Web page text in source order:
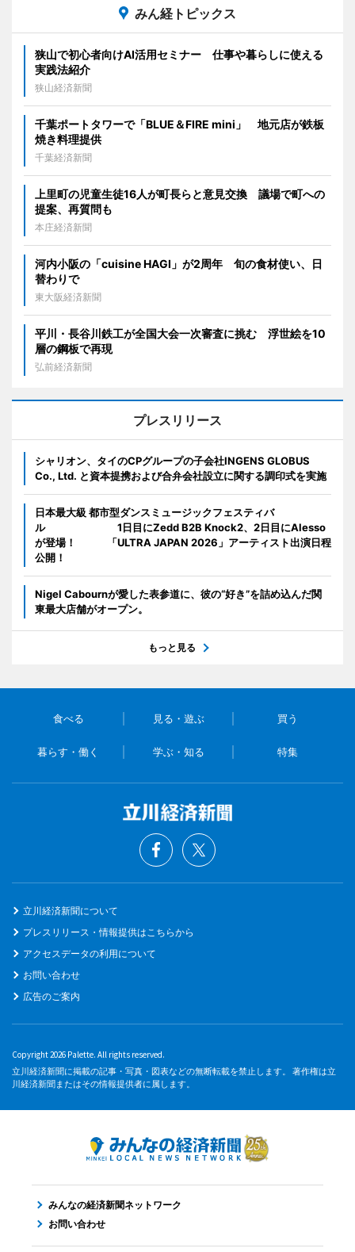
みん経トピックス
狭山で初心者向けAI活用セミナー 仕事や暮らしに使える
実践法紹介
狭山経済新聞
千葉ポートタワーで「BLUE＆FIRE mini」 地元店が鉄板
焼き料理提供
千葉経済新聞
上里町の児童生徒16人が町長らと意見交換 議場で町への
提案、再質問も
本庄経済新聞
河内小阪の「cuisine HAGI」が2周年 旬の食材使い、日
替わりで
東大阪経済新聞
平川・長谷川鉄工が全国大会一次審査に挑む 浮世絵を10
層の鋼板で再現
弘前経済新聞
プレスリリース
シャリオン、タイのCPグループの子会社INGENS GLOBUS
Co., Ltd. と資本提携および合弁会社設立に関する調印式を実施
日本最大級 都市型ダンスミュージックフェスティバ
ル 1日目にZedd B2B Knock2、2日目にAlesso
が登場！ 「ULTRA JAPAN 2026」アーティスト出演日程
公開！
Nigel Cabournが愛した表参道に、彼の“好き”を詰め込んだ関
東最大店舗がオープン。
もっと見る
食べる 見る・遊ぶ 買う
暮らす・働く 学ぶ・知る 特集
立川経済新聞について
プレスリリース・情報提供はこちらから
アクセスデータの利用について
お問い合わせ
広告のご案内
Copyright 2026 Palette. All rights reserved.
立川経済新聞に掲載の記事・写真・図表などの無断転載を禁止します。 著作権は立
川経済新聞またはその情報提供者に属します。
みんなの経済新聞ネットワーク
お問い合わせ